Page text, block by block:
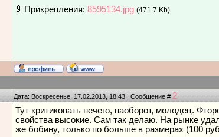
Прикрепления: 8595134.jpg (471.7 Kb)
Дата: Воскресенье, 17.02.2013, 18:43 | Сообщение # 2
Тут критиковать нечего, наоборот, молодец.
свойства высокие. Сам так делаю. На рынке
же бобину, только по больше в размерах (100